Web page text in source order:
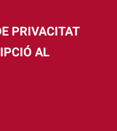
PRIVACITAT
AL